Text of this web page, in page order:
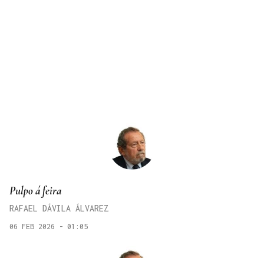
Pulpo á feira
RAFAEL DÁVILA ÁLVAREZ
06 FEB 2026 - 01:05